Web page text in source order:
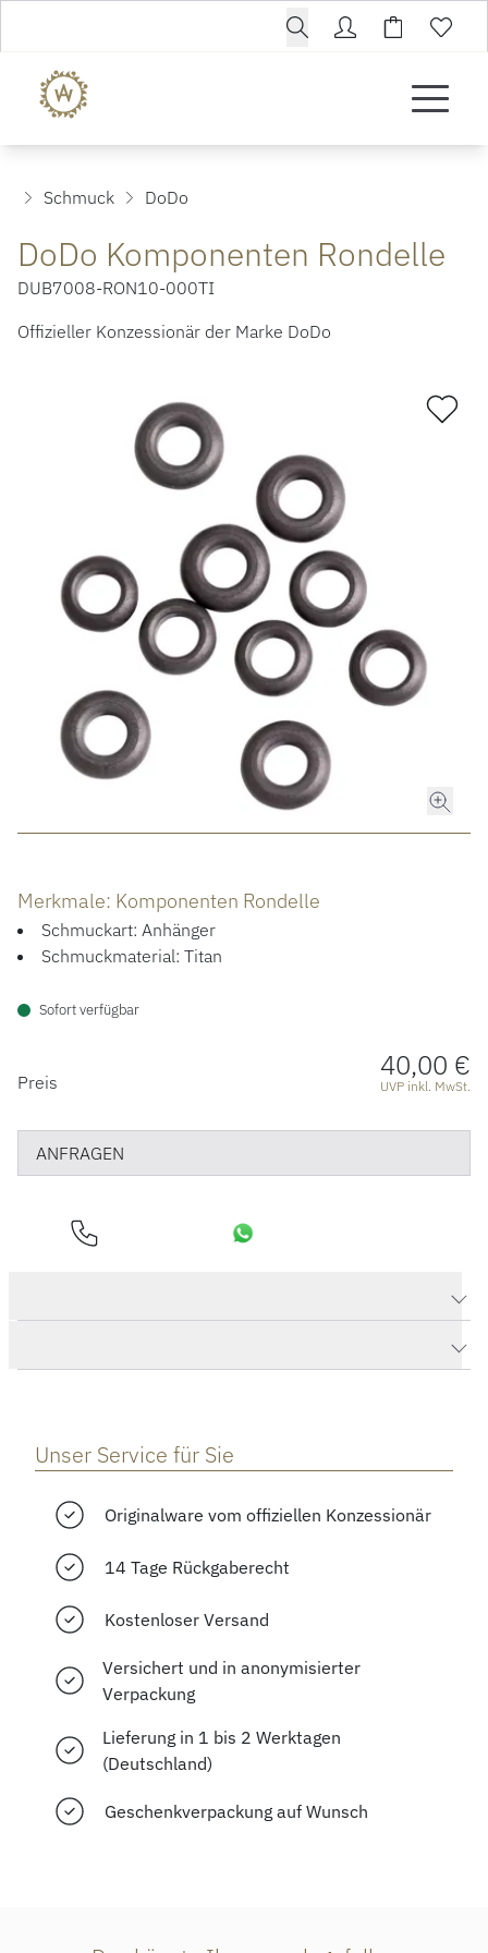
ROLEX
ROLEX CERTIFIED PRE-OWNED
UHREN
SCHMUCK
ACCESSOIRES
Schmuck DoDo
DoDo Komponenten Rondelle
DUB7008-RON10-000TI
Offizieller Konzessionär der Marke DoDo
Merkmale: Komponenten Rondelle
Schmuckart: Anhänger
Schmuckmaterial: Titan
Sofort verfügbar
PREISINFORMATIONEN
Preis 40,00 €
UVP inkl. MwSt.
ANFRAGEN
Unser Service für Sie
Originalware vom offiziellen Konzessionär
14 Tage Rückgaberecht
Kostenloser Versand
Versichert und in anonymisierter
Verpackung
Lieferung in 1 bis 2 Werktagen
(Deutschland)
Geschenkverpackung auf Wunsch